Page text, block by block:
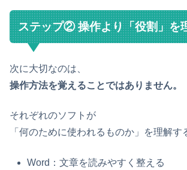
ステップ② 操作より「役割」を
次に大切なのは、
操作方法を覚えることではありません。
それぞれのソフトが
「何のために使われるものか」を理解す
Word：文章を読みやすく整える